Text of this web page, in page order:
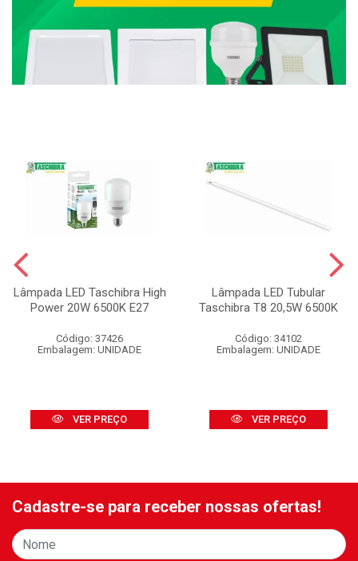
Lâmpada LED Taschibra High
Power 20W 6500K E27
Código: 37426
Embalagem: UNIDADE
VER PREÇO
Lâmpada LED Tubular
Taschibra T8 20,5W 6500K
Código: 34102
Embalagem: UNIDADE
VER PREÇO
Cadastre-se para receber nossas ofertas!